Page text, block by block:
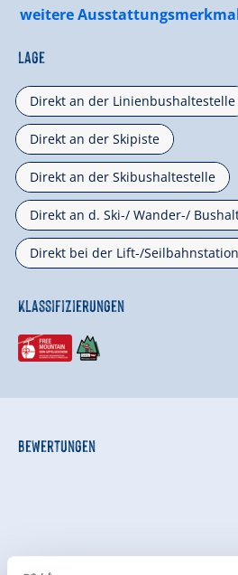
weitere
Lage
Direkt an der Linienbushaltestelle
Direkt an der Skipiste
Direkt an der Skibushaltestelle
Direkt an d. Ski-/ Wander-/
Direkt bei der Lift-/Seilbahnstation
Klassifizierungen
Bewertungen